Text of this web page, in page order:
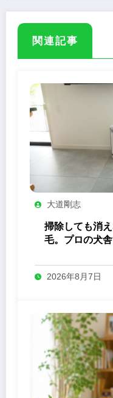
関連記事
大道剛志
掃除しても消
毛。プロの犬
2026年8月7日